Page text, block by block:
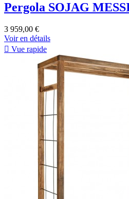
Pergola SOJAG
3 959,00 €
Voir en détails
 Vue rapide